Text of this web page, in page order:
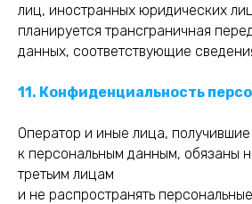
лиц, иностранных юридических
планируется трансграничная
данных, соответствующие
11. Конфиденциальность
Оператор и иные лица, получившие
к персональным данным, обязаны
третьим лицам
и не распространять